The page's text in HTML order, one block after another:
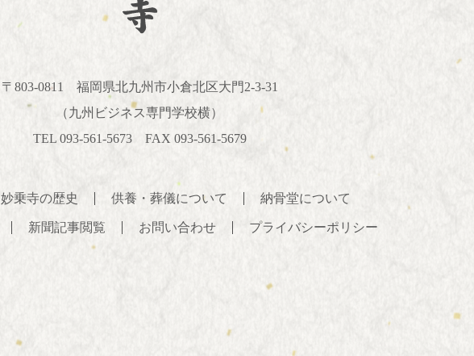
〒803-0811 福岡県北九州市小倉北区大門2-3-31
（九州ビジネス専門学校横）
TEL 093-561-5673 FAX 093-561-5679
妙乗寺の歴史 供養・葬儀について 納骨堂について
新聞記事閲覧 お問い合わせ プライバシーポリシー